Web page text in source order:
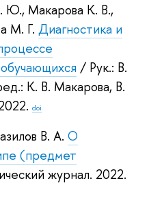
Ю., Макарова К. В.,
М. Г. Диагностика и
/ Рук.: В.
К. В. Макарова, В.
doi
В. А. О
(предмет
журнал. 2022.